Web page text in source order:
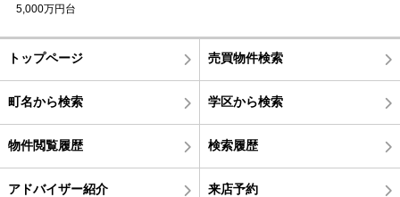
5,000万円台
トップページ 売買物件検索
町名から検索 学区から検索
物件閲覧履歴 検索履歴
アドバイザー紹介 来店予約